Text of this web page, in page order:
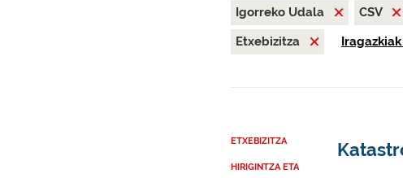
Igorreko Udala
CSV
Etxebizitza
ETXEBIZITZA
HIRIGINTZA ETA